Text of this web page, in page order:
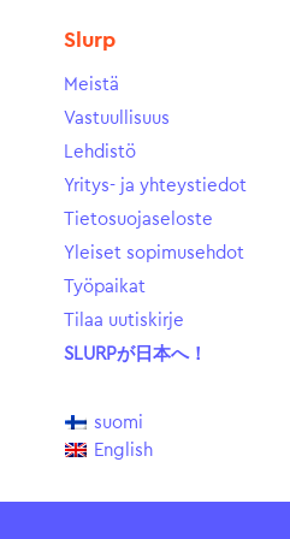
Slurp
Meistä
Vastuullisuus
Lehdistö
Yritys- ja yhteystiedot
Tietosuojaseloste
Yleiset sopimusehdot
Työpaikat
Tilaa uutiskirje
SLURPが日本へ！
suomi
English